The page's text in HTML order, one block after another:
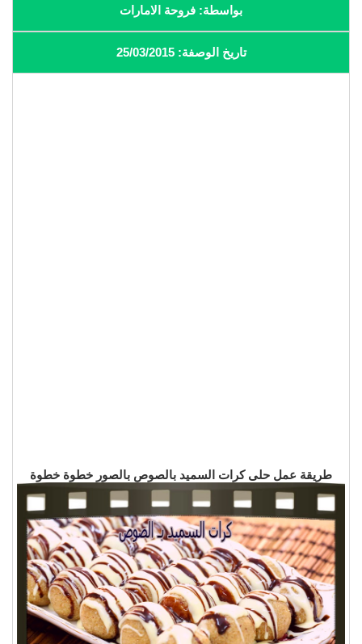
بواسطة: فروحة الامارات
تاريخ الوصفة: 25/03/2015
طريقة عمل حلى كرات السميد بالصوص بالصور خطوة خطوة